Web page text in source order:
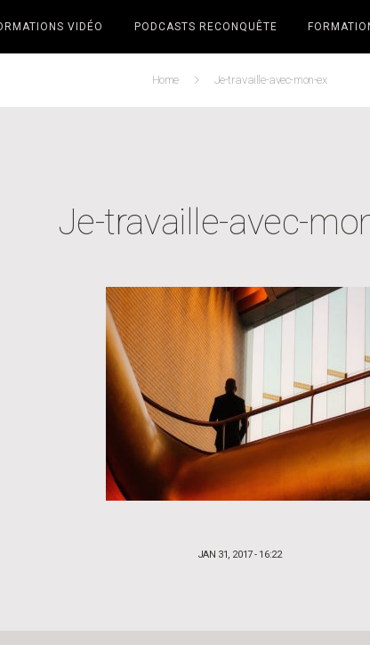
VIDÉO PODCASTS RECONQUÊTE
Home Je-travaille-avec-mon-ex
Je-travaille-avec-
POSTED
JAN 31, 2017 - 16:22